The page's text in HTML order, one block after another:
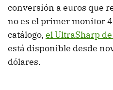
conversión a euros que
no es el primer monitor
catálogo, el UltraSharp
está disponible desde
dólares.